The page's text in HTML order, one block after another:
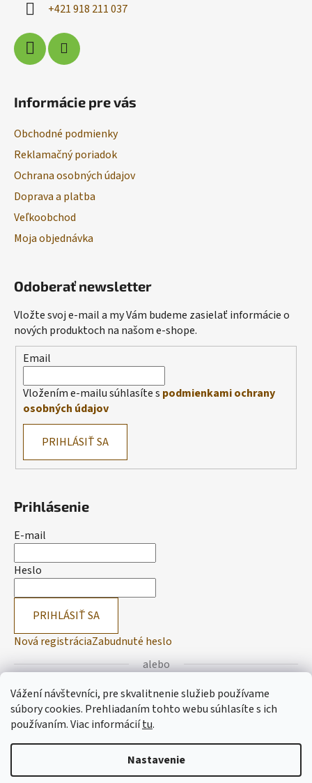
Vážení návštevníci, pre skvalitnenie služieb používame
súbory cookies. Prehliadaním tohto webu súhlasíte s ich
používaním.Viac informáciítu.
Nastavenie
+421 918 211 037
Informácie pre vás
Obchodné podmienky
Reklamačný poriadok
Ochrana osobných údajov
Doprava a platba
Veľkoobchod
Moja objednávka
Odoberať newsletter
Vložte svoj e-mail a my Vám budeme zasielať informácie o
nových produktoch na našom e-shope.
Email
Vložením e-mailu súhlasíte s podmienkami ochrany
osobných údajov
PRIHLÁSIŤ SA
Prihlásenie
E-mail
Heslo
PRIHLÁSIŤ SA
Nová registráciaZabudnuté heslo
alebo
Prihlásiť sa cez Facebook
Prihlásiť sa cez Google